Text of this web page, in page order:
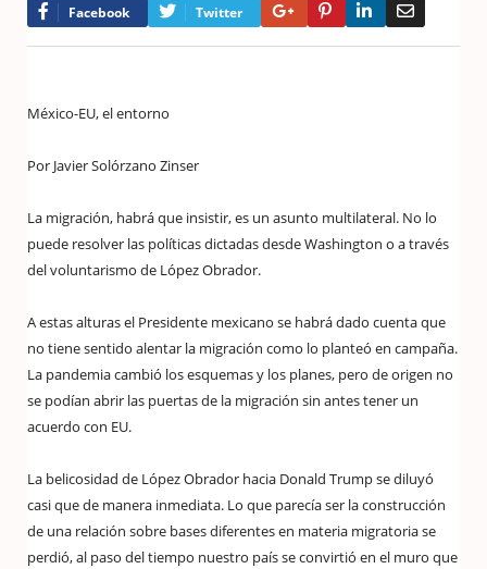
Facebook Twitter Google+PinterestLinkedIn
México-EU, el entorno
Por Javier Solórzano Zinser
La migración, habrá que insistir, es un asunto multilateral. No lo
puede resolver las políticas dictadas desde Washington o a través
del voluntarismo de López Obrador.
A estas alturas el Presidente mexicano se habrá dado cuenta que
no tiene sentido alentar la migración como lo planteó en campaña.
La pandemia cambió los esquemas y los planes, pero de origen no
se podían abrir las puertas de la migración sin antes tener un
acuerdo con EU.
La belicosidad de López Obrador hacia Donald Trump se diluyó
casi que de manera inmediata. Lo que parecía ser la construcción
de una relación sobre bases diferentes en materia migratoria se
perdió, al paso del tiempo nuestro país se convirtió en el muro que